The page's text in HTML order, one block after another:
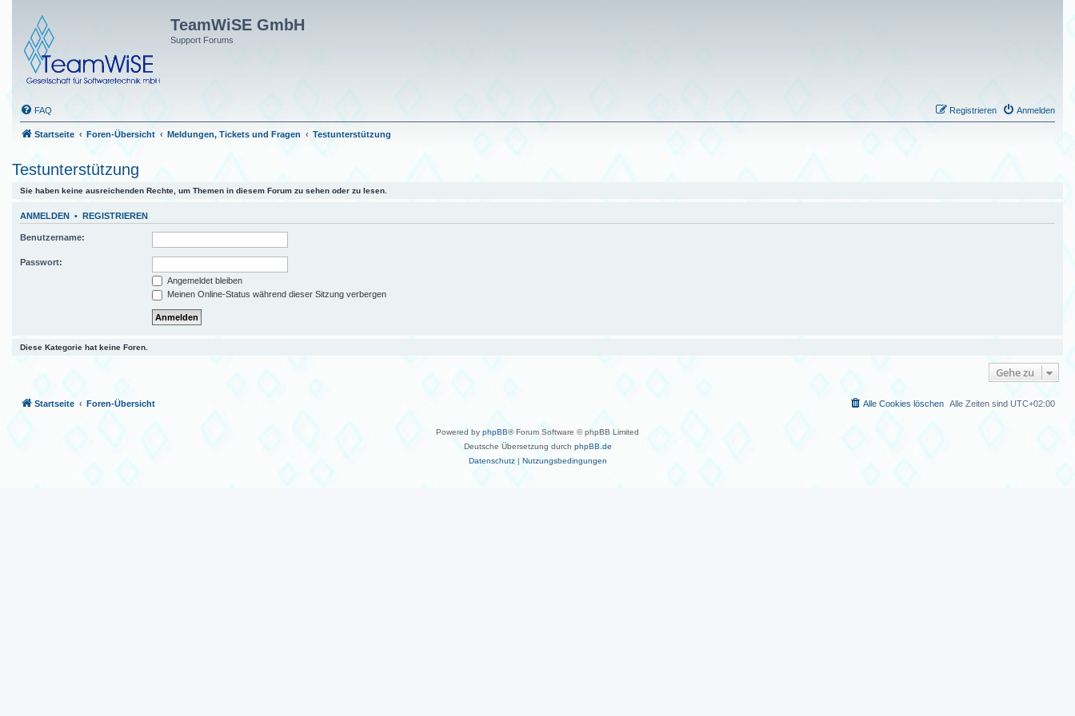
TeamWiSE GmbH
Support Forums
FAQ Anmelden
Registrieren
Startseite Foren-Übersicht Meldungen, Tickets und Fragen Testunterstützung
Testunterstützung
Sie haben keine ausreichenden Rechte, um Themen in diesem Forum zu sehen oder zu lesen.
ANMELDEN • REGISTRIEREN
Benutzername:
Passwort:
Angemeldet bleiben
Meinen Online-Status während dieser Sitzung verbergen
Diese Kategorie hat keine Foren.
Gehe zu
Startseite Foren-Übersicht Alle Zeiten sind UTC+02:00
Alle Cookies löschen
Powered by phpBB® Forum Software © phpBB Limited
Deutsche Übersetzung durch phpBB.de
Datenschutz| Nutzungsbedingungen